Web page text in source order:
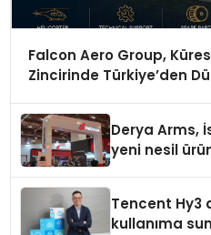
Falcon Aero Group,
Zincirinde Türkiye’den
Derya Arms,
yeni nesil
Tencent Hy3
kullanıma